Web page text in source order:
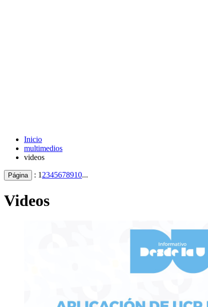
Inicio
multimedios
videos
Página : 1 2345678910...
Videos